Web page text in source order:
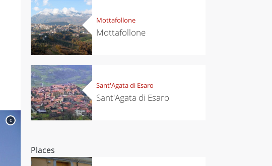
c
Mottafollone
Mottafollone
Sant'Agata di Esaro
Sant'Agata di Esaro
Places